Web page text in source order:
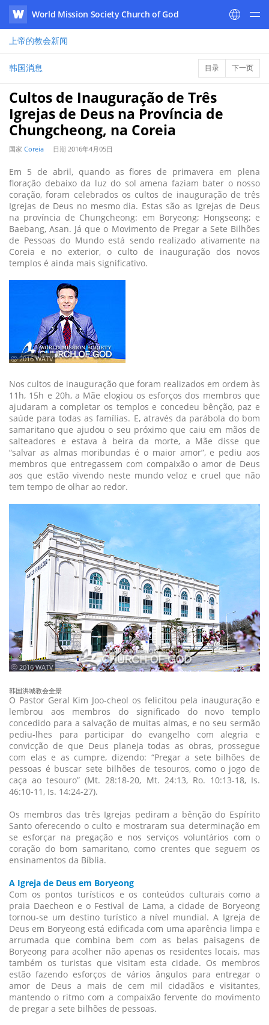
WATV
World Mission Society Church of God
上帝的教会新闻
韩国消息 目录 下一页
Cultos de Inauguração de Três
Igrejas de Deus na Província de
Chungcheong, na Coreia
国家 Coreia 日期 2016年4月05日
Em 5 de abril, quando as flores de primavera em plena
floração debaixo da luz do sol amena faziam bater o nosso
coração, foram celebrados os cultos de inauguração de três
Igrejas de Deus no mesmo dia. Estas são as Igrejas de Deus
na província de Chungcheong: em Boryeong; Hongseong; e
Baebang, Asan. Já que o Movimento de Pregar a Sete Bilhões
de Pessoas do Mundo está sendo realizado ativamente na
Coreia e no exterior, o culto de inauguração dos novos
templos é ainda mais significativo.
ⓒ 2016 WATV
Nos cultos de inauguração que foram realizados em ordem às
11h, 15h e 20h, a Mãe elogiou os esforços dos membros que
ajudaram a completar os templos e concedeu bênção, paz e
saúde para todas as famílias. E, através da parábola do bom
samaritano que ajudou o seu próximo que caiu em mãos de
salteadores e estava à beira da morte, a Mãe disse que
“salvar as almas moribundas é o maior amor”, e pediu aos
membros que entregassem com compaixão o amor de Deus
aos que estão vivendo neste mundo veloz e cruel que não
tem tempo de olhar ao redor.
ⓒ 2016 WATV
韩国洪城教会全景
O Pastor Geral Kim Joo-cheol os felicitou pela inauguração e
lembrou aos membros do significado do novo templo
concedido para a salvação de muitas almas, e no seu sermão
pediu-lhes para participar do evangelho com alegria e
convicção de que Deus planeja todas as obras, prossegue
com elas e as cumpre, dizendo: “Pregar a sete bilhões de
pessoas é buscar sete bilhões de tesouros, como o jogo de
caça ao tesouro” (Mt. 28:18-20, Mt. 24:13, Ro. 10:13-18, Is.
46:10-11, Is. 14:24-27).
Os membros das três Igrejas pediram a bênção do Espírito
Santo oferecendo o culto e mostraram sua determinação em
se esforçar na pregação e nos serviços voluntários com o
coração do bom samaritano, como crentes que seguem os
ensinamentos da Bíblia.
A Igreja de Deus em Boryeong
Com os pontos turísticos e os conteúdos culturais como a
praia Daecheon e o Festival de Lama, a cidade de Boryeong
tornou-se um destino turístico a nível mundial. A Igreja de
Deus em Boryeong está edificada com uma aparência limpa e
arrumada que combina bem com as belas paisagens de
Boryeong para acolher não apenas os residentes locais, mas
também os turistas que visitam esta cidade. Os membros
estão fazendo esforços de vários ângulos para entregar o
amor de Deus a mais de cem mil cidadãos e visitantes,
mantendo o ritmo com a compaixão fervente do movimento
de pregar a sete bilhões de pessoas.